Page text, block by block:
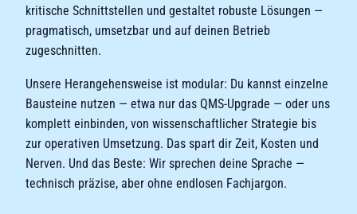
kritische Schnittstellen und gestaltet robuste Lösungen —
pragmatisch, umsetzbar und auf deinen Betrieb
zugeschnitten.
Unsere Herangehensweise ist modular: Du kannst einzelne
Bausteine nutzen — etwa nur das QMS-Upgrade — oder uns
komplett einbinden, von wissenschaftlicher Strategie bis
zur operativen Umsetzung. Das spart dir Zeit, Kosten und
Nerven. Und das Beste: Wir sprechen deine Sprache —
technisch präzise, aber ohne endlosen Fachjargon.